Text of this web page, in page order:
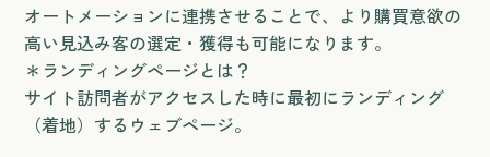
オートメーションに連携させることで、より購買意欲の
高い見込み客の選定・獲得も可能になります。
＊ランディングページとは？
サイト訪問者がアクセスした時に最初にランディング
（着地）するウェブページ。